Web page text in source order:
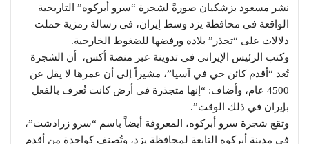
نشر مسعود بزشكيان صورةً لشجرة “سرو أبركوه” التاريخية
الواقعة في محافظة يزد وسط إيران، في رسالة رمزية حملت
دلالات على “تجذر” بلاده ورفضها للضغوط الخارجية.
وكتب الرئيس الإيراني في تدوينة عبر منصة أكس، أن الشجرة
تُعد “أقدم كائن حي في آسيا”، مشيراً إلى أن عمرها لا يقل عن
4500 عام، وأضاف: “إنها متجذرة في أرض كانت تُعرف بالفعل
بإيران في ذلك الوقت”.
وتقع شجرة سرو أبركوه، المعروفة أيضاً باسم “سرو زرادشت”،
في مدينة أبركوه التابعة لمحافظة يزد، وتُصنف كواحدة من أقدم